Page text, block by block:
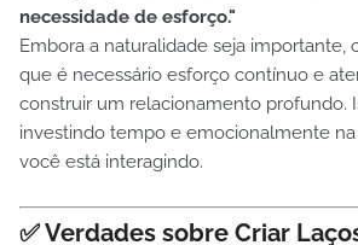
necessidade de esforço."
Embora a naturalidade seja importante,
que é necessário esforço contínuo e
construir um relacionamento profundo.
investindo tempo e emocionalmente
você está interagindo.
✅ Verdades sobre Criar